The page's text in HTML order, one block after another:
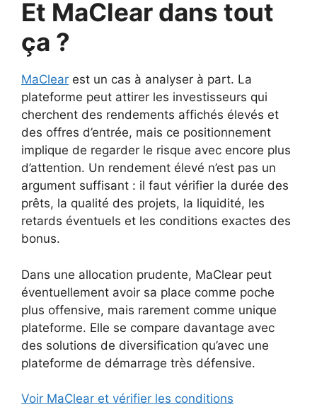
Et MaClear dans tout
ça ?
MaClear est un cas à analyser à part. La
plateforme peut attirer les investisseurs qui
cherchent des rendements affichés élevés et
des offres d’entrée, mais ce positionnement
implique de regarder le risque avec encore plus
d’attention. Un rendement élevé n’est pas un
argument suffisant : il faut vérifier la durée des
prêts, la qualité des projets, la liquidité, les
retards éventuels et les conditions exactes des
bonus.
Dans une allocation prudente, MaClear peut
éventuellement avoir sa place comme poche
plus offensive, mais rarement comme unique
plateforme. Elle se compare davantage avec
des solutions de diversification qu’avec une
plateforme de démarrage très défensive.
Voir MaClear et vérifier les conditions